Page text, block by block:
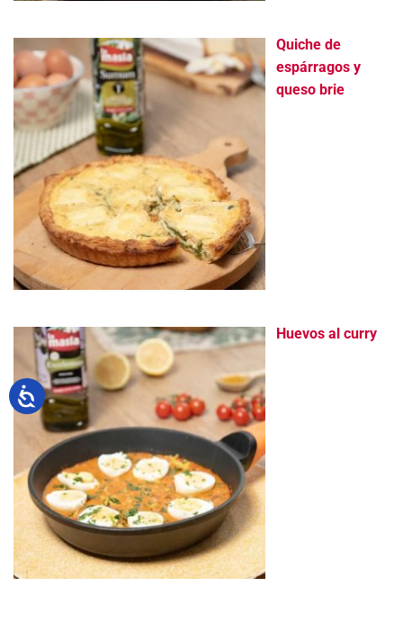
Quiche de
espárragos y
queso brie
Huevos al curry